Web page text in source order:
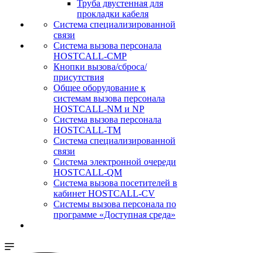
Труба двустенная для
прокладки кабеля
Система специализированной
связи
Cистема вызова персонала
HOSTCALL-CMP
Кнопки вызова/сброса/
присутствия
Общее оборудование к
системам вызова персонала
HOSTCALL-NM и NP
Система вызова персонала
HOSTCALL-TM
Система специализированной
связи
Система электронной очереди
HOSTCALL-QM
Cистема вызова посетителей в
кабинет HOSTCALL-CV
Системы вызова персонала по
программе «Доступная среда»